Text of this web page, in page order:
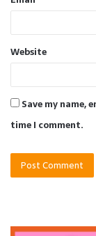
Website
Save my name,
time I comment.